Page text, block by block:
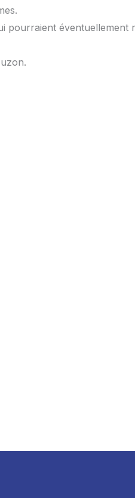
pourraient